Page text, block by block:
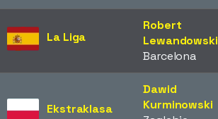
La Liga
Robert
Lewandowski
Barcelona
Ekstraklasa
Dawid
Kurminowski